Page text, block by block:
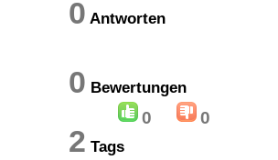
0 Antworten
0 Bewertungen
0 0
2 Tags